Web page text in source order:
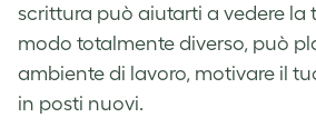
scrittura può aiutarti a vedere la
modo totalmente diverso, può
ambiente di lavoro, motivare il
in posti nuovi.